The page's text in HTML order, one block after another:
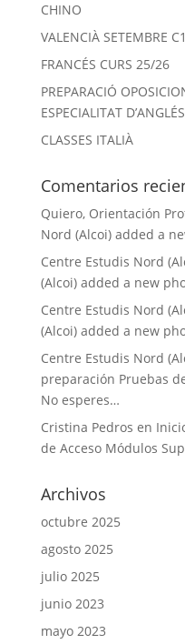
CHINO
VALENCIÀ SETEMBRE
FRANCÉS CURS 25/26
PREPARACIÓ
ESPECIALITAT D’ANGLÉS
CLASSES ITALIÀ
Comentarios
Quiero, Orientación
Nord (Alcoi) added a
Centre Estudis Nord
(Alcoi) added a new
Centre Estudis Nord
(Alcoi) added a new
Centre Estudis Nord
preparación Pruebas
No esperes…
Cristina Pedros en
de Acceso Módulos
Archivos
octubre 2025
agosto 2025
julio 2025
junio 2023
mayo 2023